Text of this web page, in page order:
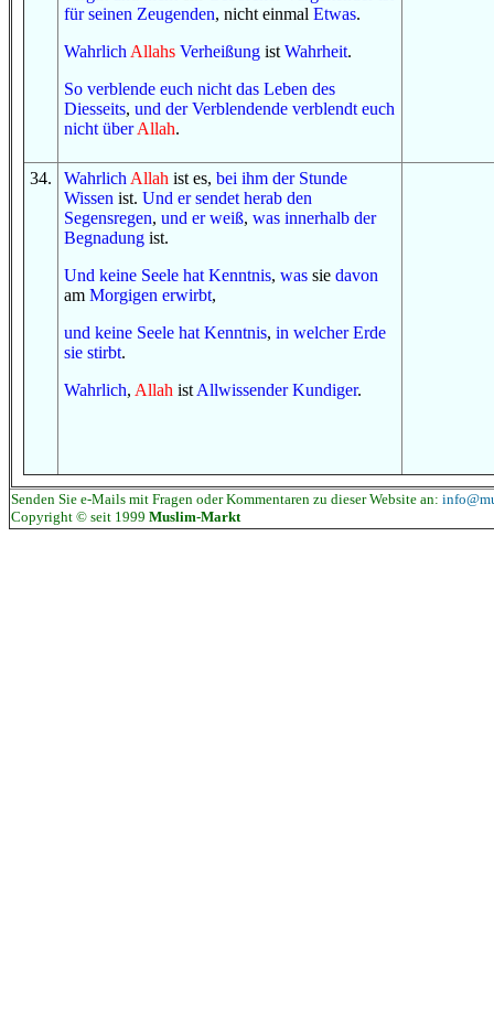
für seinen Zeugenden, nicht einmal Etwas.
Wahrlich Allahs Verheißung ist Wahrheit.
So verblende euch nicht das Leben des
Diesseits, und der Verblendende verblendt euch
nicht überAllah.
34. Wahrlich Allah ist es, bei ihm der Stunde
Wissen ist. Und er sendet herab den
Segensregen, und er weiß, was innerhalb der
Begnadung ist.
Und keine Seele hat Kenntnis, was sie davon
am Morgigen erwirbt,
und keine Seele hat Kenntnis, in welcher Erde
sie stirbt.
Wahrlich, Allah ist Allwissender Kundiger.
Senden Sie e-Mails mit Fragen oder Kommentaren zu dieser Website an:
Copyright © seit 1999 Muslim-Markt